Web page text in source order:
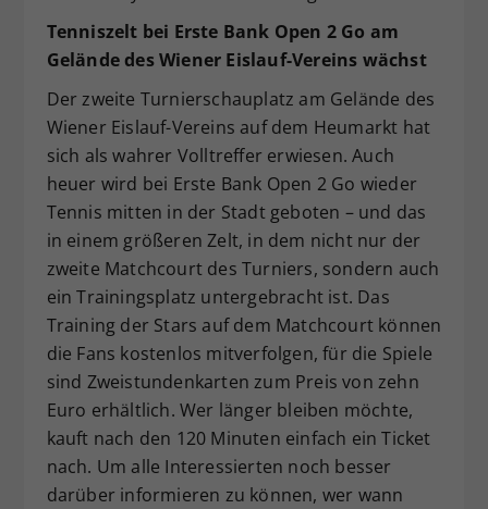
Tenniszelt bei Erste Bank Open 2 Go am
Gelände des Wiener Eislauf-Vereins wächst
Der zweite Turnierschauplatz am Gelände des
Wiener Eislauf-Vereins auf dem Heumarkt hat
sich als wahrer Volltreffer erwiesen. Auch
heuer wird bei Erste Bank Open 2 Go wieder
Tennis mitten in der Stadt geboten – und das
in einem größeren Zelt, in dem nicht nur der
zweite Matchcourt des Turniers, sondern auch
ein Trainingsplatz untergebracht ist. Das
Training der Stars auf dem Matchcourt können
die Fans kostenlos mitverfolgen, für die Spiele
sind Zweistundenkarten zum Preis von zehn
Euro erhältlich. Wer länger bleiben möchte,
kauft nach den 120 Minuten einfach ein Ticket
nach. Um alle Interessierten noch besser
darüber informieren zu können, wer wann